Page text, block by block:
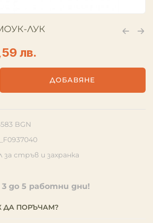
ЛУК
лв.
ДОБАВЯНЕ
BGN
за стръв и захранка
до 5 работни дни!
ДА ПОРЪЧАМ?